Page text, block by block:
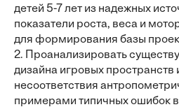
детей 5-7 лет из надежных
показатели роста, веса и
для формирования базы
2. Проанализировать
дизайна игровых пространств
несоответствия
примерами типичных ошибок